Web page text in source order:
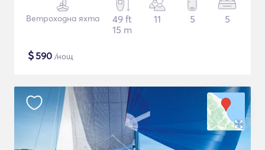
Ветроходна яхта
49 ft
15 m
11 5 5
$590 /нощ